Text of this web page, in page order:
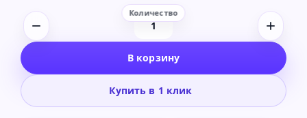
Количество
Synchro
VocAlign
В корзину
Купить в 1 клик